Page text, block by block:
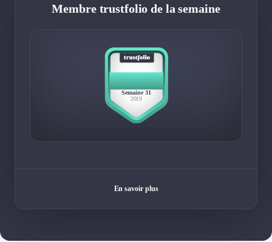
Membre trustfolio de la semaine
BEST
MEMBER
Semaine 31
2019
En savoir plus